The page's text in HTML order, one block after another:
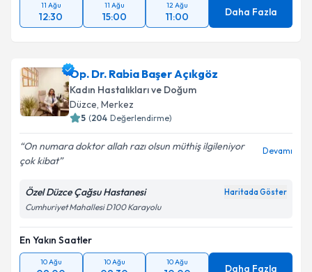
11 Ağu
12:30
11 Ağu
15:00
12 Ağu
11:00 Daha Fazla
Op. Dr. Rabia Başer Açıkgöz
Kadın Hastalıkları ve Doğum
Düzce, Merkez
5 (204 Değerlendirme)
On numara doktor allah razı olsun müthiş ilgileniyor
çok kibat
Devamı
Özel Düzce Çağsu Hastanesi Haritada Göster
Cumhuriyet Mahallesi D100 Karayolu
En Yakın Saatler
10 Ağu 10 Ağu 10 Ağu
Daha Fazla